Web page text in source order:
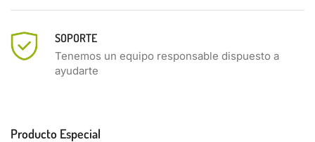
SOPORTE
Tenemos un equipo responsable dispuesto a
ayudarte
Producto Especial